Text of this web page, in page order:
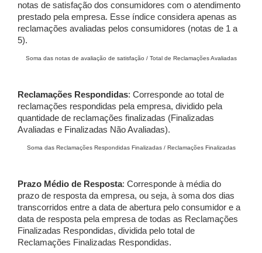
notas de satisfação dos consumidores com o atendimento
prestado pela empresa. Esse índice considera apenas as
reclamações avaliadas pelos consumidores (notas de 1 a
5).
Soma das notas de avaliação de satisfação / Total de Reclamações Avaliadas
Reclamações Respondidas: Corresponde ao total de
reclamações respondidas pela empresa, dividido pela
quantidade de reclamações finalizadas (Finalizadas
Avaliadas e Finalizadas Não Avaliadas).
Soma das Reclamações Respondidas Finalizadas / Reclamações Finalizadas
Prazo Médio de Resposta: Corresponde à média do
prazo de resposta da empresa, ou seja, à soma dos dias
transcorridos entre a data de abertura pelo consumidor e a
data de resposta pela empresa de todas as Reclamações
Finalizadas Respondidas, dividida pelo total de
Reclamações Finalizadas Respondidas.